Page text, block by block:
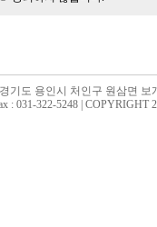
기도 용인시 처인구 원삼면 보
: 031-322-5248 |